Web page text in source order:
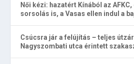
Női kézi: hazatért Kínából az
sorsolás is, a Vasas ellen indul a
Csúcsra jár a felújítás – teljes
Nagyszombati utca érintett